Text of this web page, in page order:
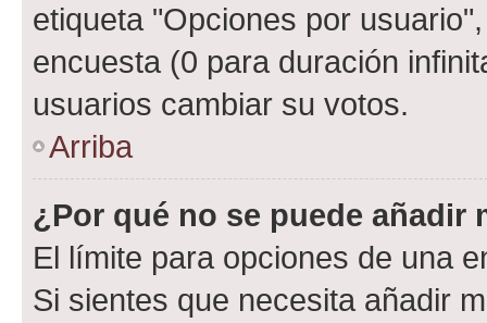
etiqueta "Opciones por
encuesta (0 para duración
usuarios cambiar su votos.
Arriba
¿Por qué no se puede añadir
El límite para opciones de una
Si sientes que necesita añadir